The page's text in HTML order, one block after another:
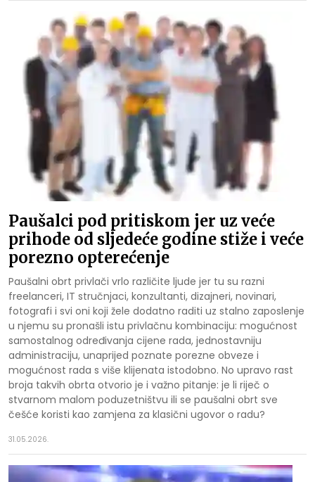
Paušalci pod pritiskom jer uz veće
prihode od sljedeće godine stiže i veće
porezno opterećenje
Paušalni obrt privlači vrlo različite ljude jer tu su razni
freelanceri, IT stručnjaci, konzultanti, dizajneri, novinari,
fotografi i svi oni koji žele dodatno raditi uz stalno zaposlenje
u njemu su pronašli istu privlačnu kombinaciju: mogućnost
samostalnog određivanja cijene rada, jednostavniju
administraciju, unaprijed poznate porezne obveze i
mogućnost rada s više klijenata istodobno. No upravo rast
broja takvih obrta otvorio je i važno pitanje: je li riječ o
stvarnom malom poduzetništvu ili se paušalni obrt sve
češće koristi kao zamjena za klasični ugovor o radu?
31.05.2026.